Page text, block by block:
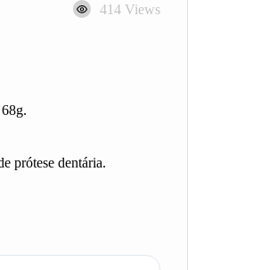
414 Views
prótese dentária.